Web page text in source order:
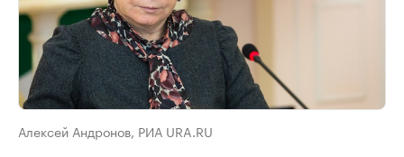
Алексей Андронов, РИА URA.RU